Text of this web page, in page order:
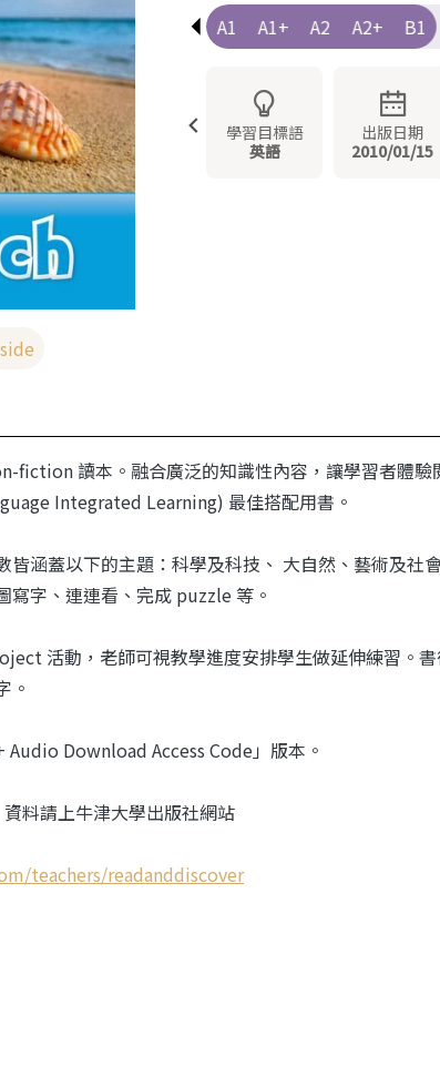
Pre-A1
A1 A1+ A2 A2+ B1
學習目標語
英語
出版日期
2010/01/15
fiction 讀本。融合廣泛的知識性內容，讓學習者體驗
Integrated Learning) 最佳搭配用書。
涵蓋以下的主題：科學及科技、 大自然、藝術及社
寫字、連連看、完成 puzzle 等。
活動，老師可視教學進度安排學生做延伸練習。
。
Download Access Code」版本。
料請上牛津大學出版社網站
teachers/readanddiscover